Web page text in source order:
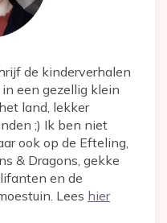
de kinderverhalen
een gezellig klein
land, lekker
;) Ik ben niet
ook op de Efteling,
& Dragons, gekke
en de
Lees hier